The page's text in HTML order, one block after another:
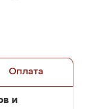
Оплата
и